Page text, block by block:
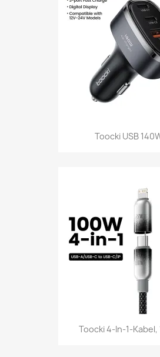
Toocki USB
Toocki 4-In-1-Kabel,